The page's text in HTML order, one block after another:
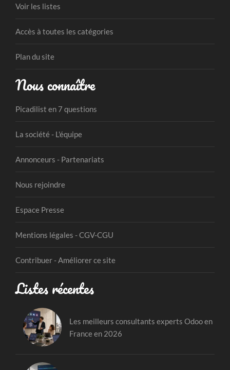
Voir les listes
Accès à toutes les catégories
Plan du site
Nous connaître
Picadilist en 7 questions
La société - L'équipe
Annonceurs - Partenariats
Nous rejoindre
Espace Presse
Mentions légales - CGV-CGU
Contribuer - Améliorer ce site
Listes récentes
Les meilleurs consultants experts Odoo en
France en 2026